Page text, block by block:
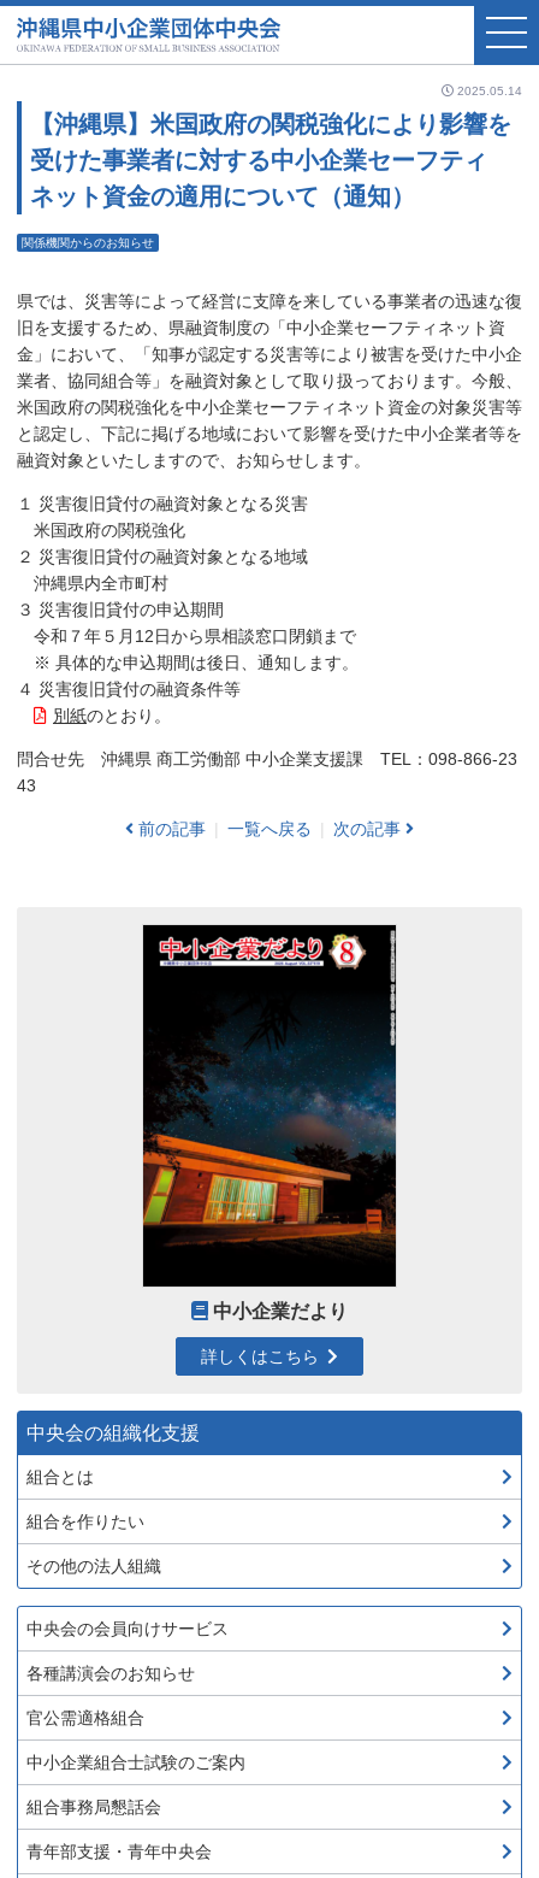
2025.05.14
【沖縄県】米国政府の関税強化により影響を
受けた事業者に対する中小企業セーフティ
ネット資金の適用について（通知）
関係機関からのお知らせ
県では、災害等によって経営に支障を来している事業者の迅速な復
旧を支援するため、県融資制度の「中小企業セーフティネット資
金」において、「知事が認定する災害等により被害を受けた中小企
業者、協同組合等」を融資対象として取り扱っております。今般、
米国政府の関税強化を中小企業セーフティネット資金の対象災害等
と認定し、下記に掲げる地域において影響を受けた中小企業者等を
融資対象といたしますので、お知らせします。
１ 災害復旧貸付の融資対象となる災害
米国政府の関税強化
２ 災害復旧貸付の融資対象となる地域
沖縄県内全市町村
３ 災害復旧貸付の申込期間
令和７年５月12日から県相談窓口閉鎖まで
※ 具体的な申込期間は後日、通知します。
４ 災害復旧貸付の融資条件等
別紙のとおり。
問合せ先 沖縄県 商工労働部 中小企業支援課 TEL：098-866-23
43
前の記事 一覧へ戻る 次の記事
中小企業だより
詳しくはこちら
中央会の組織化支援
組合とは
組合を作りたい
その他の法人組織
中央会の会員向けサービス
各種講演会のお知らせ
官公需適格組合
中小企業組合士試験のご案内
組合事務局懇話会
青年部支援・青年中央会